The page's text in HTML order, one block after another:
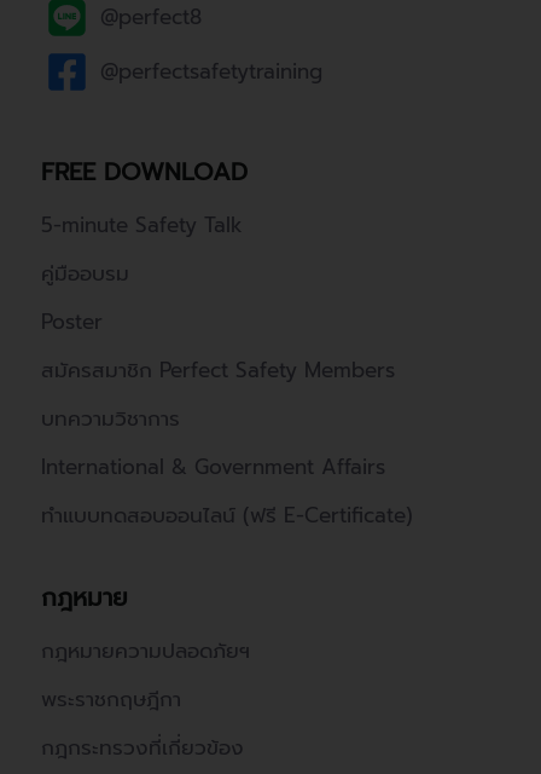
@perfect8
@perfectsafetytraining
FREE DOWNLOAD
5-minute Safety Talk
คู่มืออบรม
Poster
สมัครสมาชิก Perfect Safety Members
บทความวิชาการ
International & Government Affairs
ทำแบบทดสอบออนไลน์ (ฟรี E-Certificate)
กฎหมาย
กฎหมายความปลอดภัยฯ
พระราชกฤษฎีกา
กฎกระทรวงที่เกี่ยวข้อง